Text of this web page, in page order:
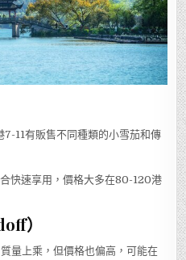
11有販售不同種類的小雪茄和傳
合快速享用，價格大多在80-120港
）
量上乘，但價格也偏高，可能在